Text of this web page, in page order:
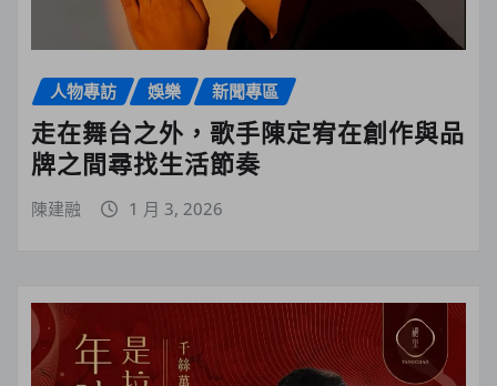
人物專訪 娛樂 新聞專區
走在舞台之外，歌手陳定宥在創作與品
牌之間尋找生活節奏
陳建融 1 月 3, 2026